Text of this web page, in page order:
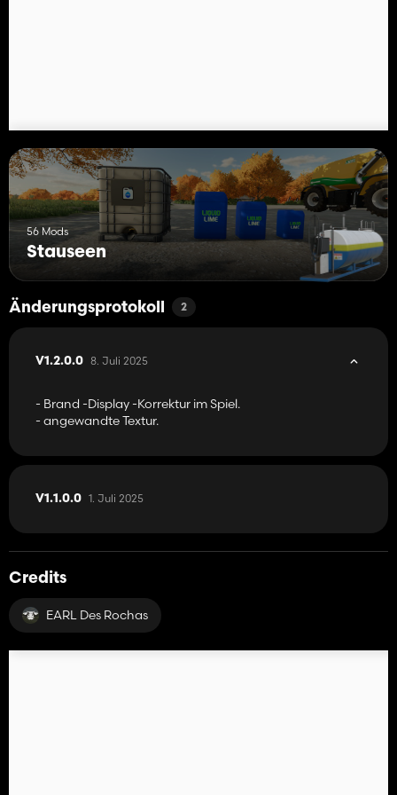
56 Mods
Stauseen
Änderungsprotokoll 2
V1.2.0.0 8. Juli 2025
- Brand -Display -Korrektur im Spiel.
- angewandte Textur.
V1.1.0.0 1. Juli 2025
Credits
EARL Des Rochas